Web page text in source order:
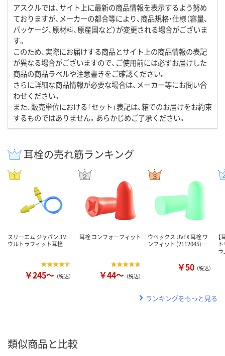
アスクルでは、サイト上に最新の商品情報を表示するよう努め
ておりますが、メーカーの都合等により、商品規格・仕様（容量、
パッケージ、原材料、原産国など）が変更される場合がございま
す。
このため、実際にお届けする商品とサイト上の商品情報の表記
が異なる場合がございますので、ご使用前には必ずお届けした
商品の商品ラベルや注意書きをご確認ください。
さらに詳細な商品情報が必要な場合は、メーカー等にお問い合
わせください。
また、販売単位における「セット」表記は、箱でのお届けをお約束
するものではありません。あらかじめご了承ください。
耳栓の売れ筋ランキング
スリーエム ジャパン 3M
ウルトラフィット耳栓
￥245～ （税込）
耳栓 コンフォーフィット
￥44～ （税込）
ウベックス UVEX 耳栓 ワ
ンフィット (2112045)…
￥50 （税込）
ランキングをもっと見る
類似商品と比較